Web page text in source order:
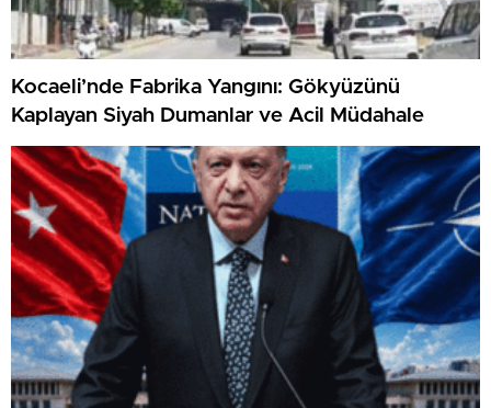
Kocaeli’nde Fabrika Yangını: Gökyüzünü
Kaplayan Siyah Dumanlar ve Acil Müdahale